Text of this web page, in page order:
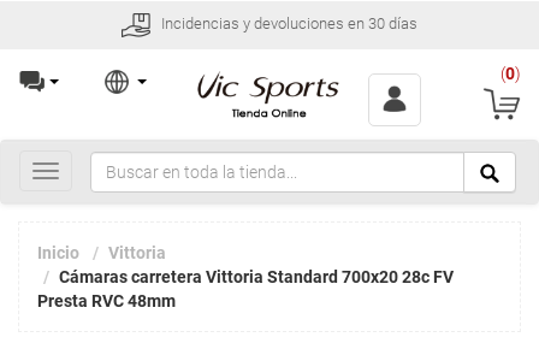
Incidencias y devoluciones en 30 días
(0)
Toggle
navigation
Inicio
Vittoria
Cámaras carretera Vittoria Standard 700x20 28c FV
Presta RVC 48mm